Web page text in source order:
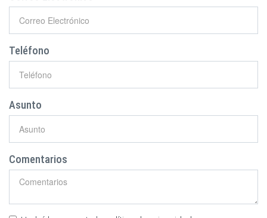
Teléfono
Asunto
Comentarios